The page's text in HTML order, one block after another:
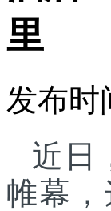
里
发布时
近日
帷幕